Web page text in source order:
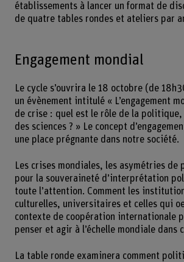
établissements à lancer un format de
de quatre tables rondes et ateliers par
Engagement mondial
Le cycle s’ouvrira le 18 octobre (de
un évènement intitulé « L’engagement
de crise : quel est le rôle de la
des sciences ? » Le concept
une place prégnante dans notre société.
Les crises mondiales, les asymétries
pour la souveraineté d’interprétation
toute l’attention. Comment les
culturelles, universitaires et celles qui
contexte de coopération internationale
penser et agir à l’échelle mondiale dans
La table ronde examinera comment